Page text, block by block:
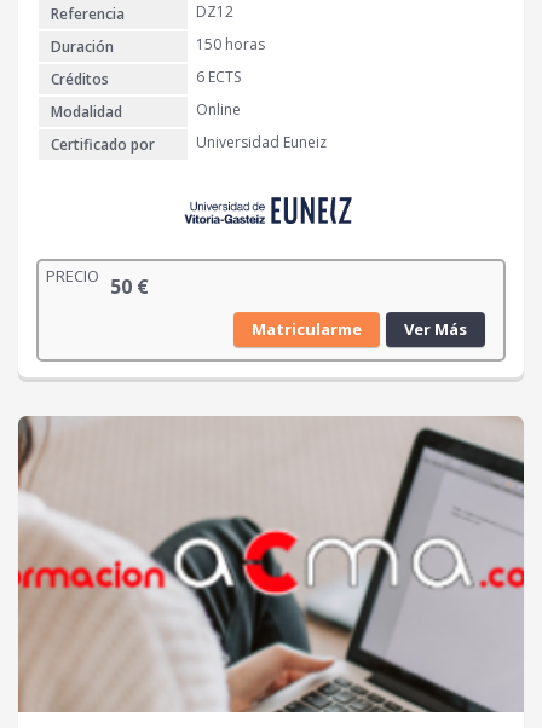
Referencia
DZ12
Duración
150 horas
Créditos
6 ECTS
Modalidad
Online
Certificado por
Universidad Euneiz
PRECIO 50 €
Matricularme Ver Más